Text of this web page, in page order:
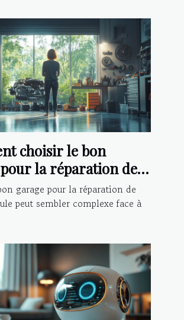
choisir le bon
la réparation de
?
garage pour la réparation de
peut sembler complexe face à